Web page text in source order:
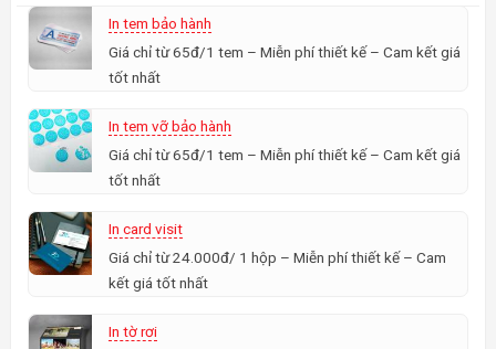
In tem bảo hành
Giá chỉ từ 65đ/1 tem – Miễn phí thiết kế – Cam kết giá
tốt nhất
In tem vỡ bảo hành
Giá chỉ từ 65đ/1 tem – Miễn phí thiết kế – Cam kết giá
tốt nhất
In card visit
Giá chỉ từ 24.000đ/ 1 hộp – Miễn phí thiết kế – Cam
kết giá tốt nhất
In tờ rơi